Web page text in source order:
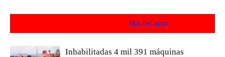
Más del autor
Inhabilitadas 4 mil 391 máquinas